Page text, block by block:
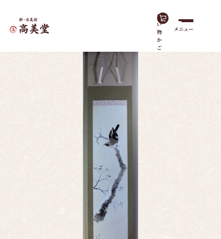
買
い
物
か
ご
メニュー
ホーム作品一覧